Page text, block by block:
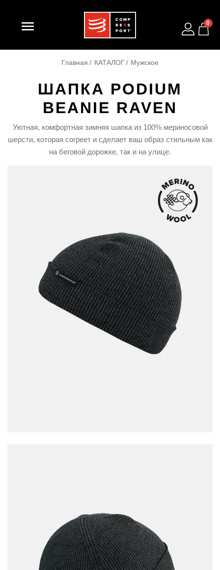
 0
Главная КАТАЛОГ Мужское
ШАПКА PODIUM
BEANIE RAVEN
Уютная, комфортная зимняя шапка из 100% мериносовой
шерсти, которая согреет и сделает ваш образ стильным как
на беговой дорожке, так и на улице.